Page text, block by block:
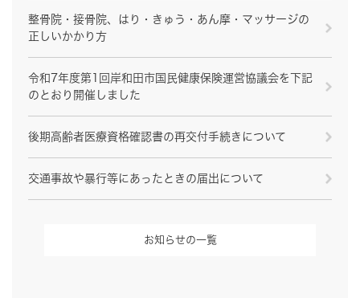
整骨院・接骨院、はり・きゅう・あん摩・マッサージの
正しいかかり方
令和7年度第1回岸和田市国民健康保険運営協議会を下記
のとおり開催しました
後期高齢者医療資格確認書の再交付手続きについて
交通事故や暴行等にあったときの届出について
お知らせの一覧